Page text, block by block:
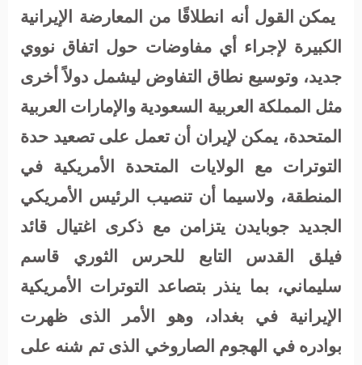
يمكن القول أنه انطلاقًا من المعارضة الإيرانية
الكبيرة لإجراء أي مفاوضات حول اتفاق نووي
جديد، وتوسيع نطاق التفاوض ليشمل دولاً أخرى
مثل المملكة العربية السعودية والإمارات العربية
المتحدة، يمكن لإيران أن تعمل على تصعيد حدة
التوترات مع الولايات المتحدة الأمريكية في
المنطقة، ولاسيما أن تنصيب الرئيس الأمريكي
الجديد جوبايدن يتزامن مع ذكرى اغتيال قائد
فيلق القدس التابع للحرس الثوري قاسم
سليماني، بما ينذر بتصاعد التوترات الأمريكية
الإيرانية في بغداد، وهو الأمر الذى ظهرت
بوادره في الهجوم الصاروخي الذى تم شنه على